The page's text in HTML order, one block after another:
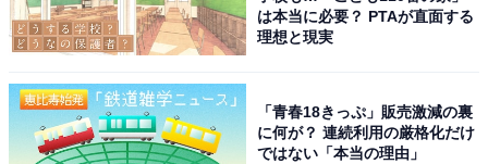
は本当に必要？ PTAが直面する
理想と現実
「青春18きっぷ」販売激減の裏
に何が？ 連続利用の厳格化だけ
ではない「本当の理由」